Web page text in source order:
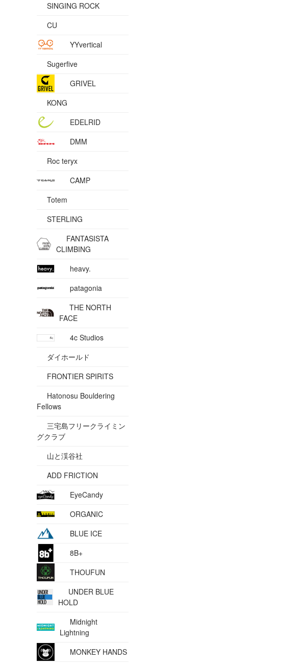
SINGING ROCK
CU
YYvertical
Sugerfive
GRIVEL
KONG
EDELRID
DMM
Roc teryx
CAMP
Totem
STERLING
FANTASISTA
CLIMBING
heavy.
patagonia
THE NORTH
FACE
4c Studios
ダイホールド
FRONTIER SPIRITS
Hatonosu Bouldering
Fellows
三宅島フリークライミン
グクラブ
山と渓谷社
ADD FRICTION
EyeCandy
ORGANIC
BLUE ICE
8B+
THOUFUN
UNDER BLUE
HOLD
Midnight
Lightning
MONKEY HANDS